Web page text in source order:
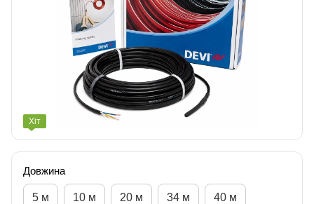
Хіт
Довжина
5 м 10 м 20 м 34 м 40 м